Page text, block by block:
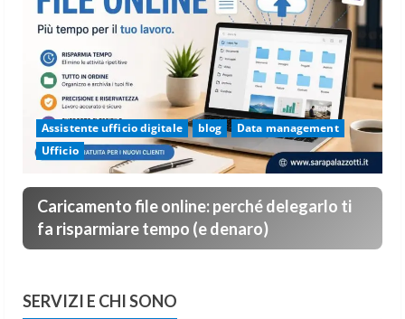
Assistente ufficio digitale blog
Data management
Ufficio
Caricamento file online: perché delegarlo ti
fa risparmiare tempo (e denaro)
SERVIZI E CHI SONO